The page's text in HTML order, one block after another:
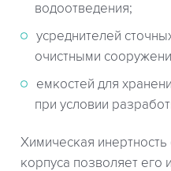
водоотведения;
усреднителей
очистными
емкостей для
при условии
Химическая инертность
корпуса позволяет его